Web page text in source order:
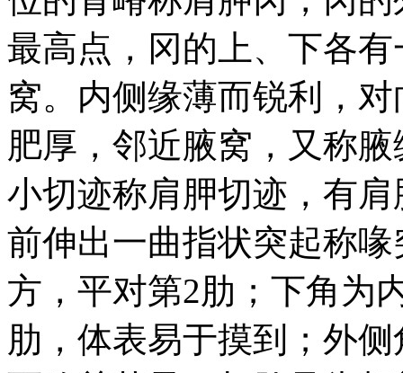
最高点，冈的上、下各
窝。内侧缘薄而锐利，
肥厚，邻近腋窝，又称
小切迹称肩胛切迹，有
前伸出一曲指状突起称
方，平对第2肋；下角为
肋，体表易于摸到；外